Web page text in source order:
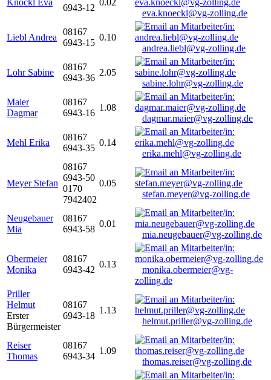
Knöckl Eva
6943-12
0.02
eva.knoeckl@vg-zolling.de
Liebl Andrea
08167
6943-15
0.10
andrea.liebl@vg-zolling.de
Lohr Sabine
08167
6943-36
2.05
sabine.lohr@vg-zolling.de
Maier
Dagmar
08167
6943-16
1.08
dagmar.maier@vg-zolling.de
Mehl Erika
08167
6943-35
0.14
erika.mehl@vg-zolling.de
Meyer Stefan
08167
6943-50
0170
7942402
0.05
stefan.meyer@vg-zolling.de
Neugebauer
Mia
08167
6943-58
0.01
mia.neugebauer@vg-zolling.de
Obermeier
Monika
08167
6943-42
0.13
monika.obermeier@vg-
zolling.de
Priller
Helmut
Erster
Bürgermeister
08167
6943-18
1.13
helmut.priller@vg-zolling.de
Reiser
Thomas
08167
6943-34
1.09
thomas.reiser@vg-zolling.de